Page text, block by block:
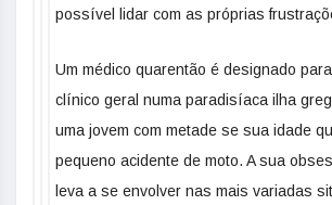
possível lidar com as próprias
Um médico quarentão é designado
clínico geral numa paradisíaca ilha
uma jovem com metade se sua idade
pequeno acidente de moto. A sua
leva a se envolver nas mais variadas